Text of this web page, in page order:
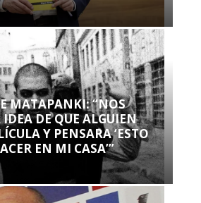
MATAPANKI: “NOS
DE QUE ALGUIEN
Y PENSARA ‘ESTO
EN MI CASA’”